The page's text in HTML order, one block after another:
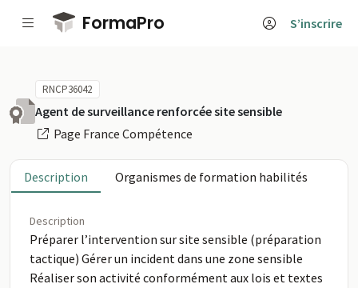
Passer au contenu principal
FormaPro S’inscrire
RNCP36042
Agent de surveillance renforcée site sensible
Page France Compétence
Description Organismes de formation habilités
Description
Préparer l’intervention sur site sensible (préparation
tactique) Gérer un incident dans une zone sensible
Réaliser son activité conformément aux lois et textes